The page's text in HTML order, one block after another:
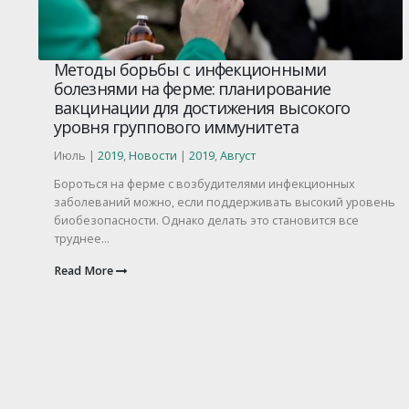
Методы борьбы с инфекционными
болезнями на ферме: планирование
вакцинации для достижения высокого
уровня группового иммунитета
Июль | 2019,Новости | 2019,Август
Бороться на ферме с возбудителями инфекционных
заболеваний можно, если поддерживать высокий уровень
биобезопасности. Однако делать это становится все
труднее...
Read More